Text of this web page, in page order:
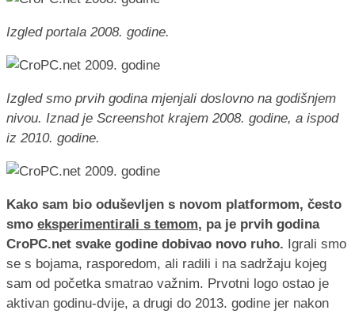
Izgled portala 2008. godine.
Izgled smo prvih godina mjenjali doslovno na godišnjem
nivou. Iznad je Screenshot krajem 2008. godine, a ispod
iz 2010. godine.
Kako sam bio oduševljen s novom platformom, često
smo eksperimentirali s temom, pa je prvih godina
CroPC.net svake godine dobivao novo ruho. Igrali smo
se s bojama, rasporedom, ali radili i na sadržaju kojeg
sam od početka smatrao važnim. Prvotni logo ostao je
aktivan godinu-dvije, a drugi do 2013. godine jer nakon